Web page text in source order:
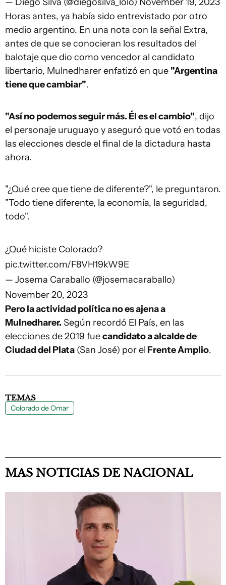
Horas antes, ya había sido entrevistado por otro
medio argentino. En una nota con la señal Extra,
antes de que se conocieran los resultados del
balotaje que dio como vencedor al candidato
libertario, Mulnedharer enfatizó en que "Argentina
tiene que cambiar".
"Así no podemos seguir más. Él es el cambio", dijo
el personaje uruguayo y aseguró que votó en todas
las elecciones desde el final de la dictadura hasta
ahora.
"¿Qué cree que tiene de diferente?", le preguntaron.
"Todo tiene diferente, la economía, la seguridad,
todo".
¿Qué hiciste Colorado? ️
pic.twitter.com/F8VH19kW9E
— Josema Caraballo (@josemacaraballo)
November 20, 2023
Pero la actividad política no es ajena a
Mulnedharer. Según recordó El País, en las
elecciones de 2019 fuecandidato a alcalde de
Ciudad del Plata (San José) por el Frente Amplio.
TEMAS
Colorado de Omar
MAS NOTICIAS DE NACIONAL